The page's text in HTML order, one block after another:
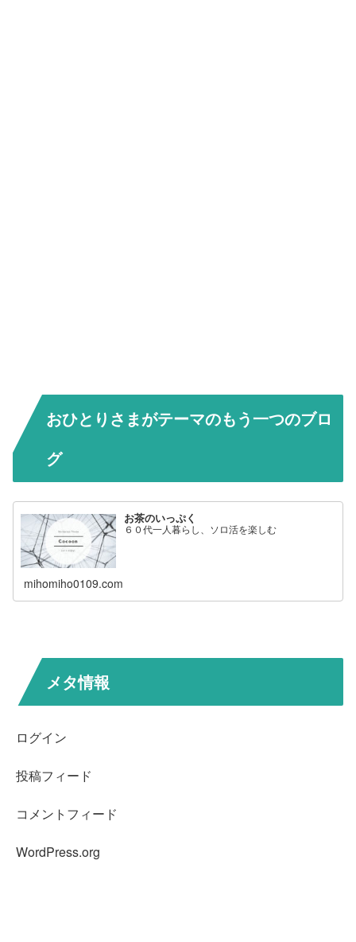
おひとりさまがテーマのもう一つのブロ
グ
お茶のいっぷく
６０代一人暮らし、ソロ活を楽しむ
mihomiho0109.com
メタ情報
ログイン
投稿フィード
コメントフィード
WordPress.org